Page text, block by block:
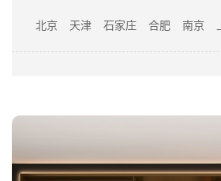
北京 天津 石家庄 合肥 南京